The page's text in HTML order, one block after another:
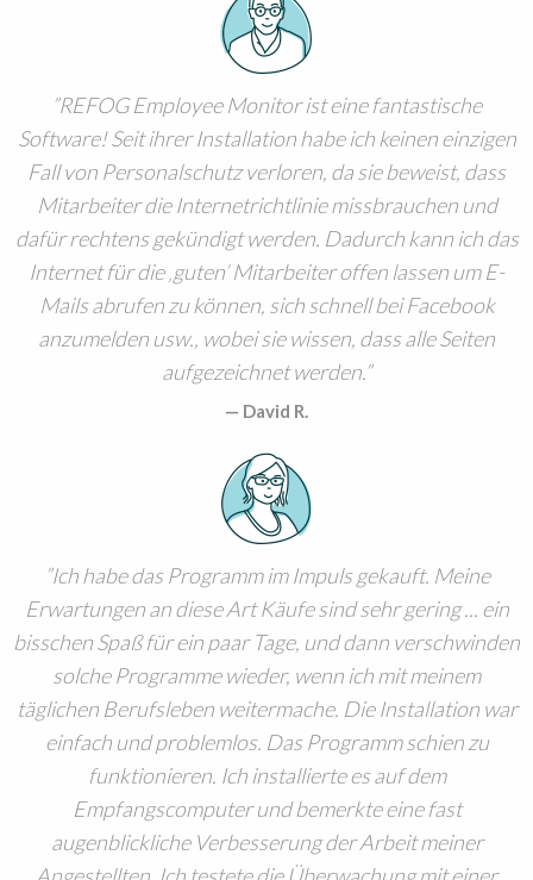
REFOG Employee Monitor ist eine fantastische
Software! Seit ihrer Installation habe ich keinen einzigen
Fall von Personalschutz verloren, da sie beweist, dass
Mitarbeiter die Internetrichtlinie missbrauchen und
dafür rechtens gekündigt werden. Dadurch kann ich das
Internet für die ‚guten’ Mitarbeiter offen lassen um E-
Mails abrufen zu können, sich schnell bei Facebook
anzumelden usw., wobei sie wissen, dass alle Seiten
aufgezeichnet werden.
David R.
Ich habe das Programm im Impuls gekauft. Meine
Erwartungen an diese Art Käufe sind sehr gering ... ein
bisschen Spaß für ein paar Tage, und dann verschwinden
solche Programme wieder, wenn ich mit meinem
täglichen Berufsleben weitermache. Die Installation war
einfach und problemlos. Das Programm schien zu
funktionieren. Ich installierte es auf dem
Empfangscomputer und bemerkte eine fast
augenblickliche Verbesserung der Arbeit meiner